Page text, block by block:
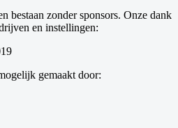
bestaan zonder sponsors. Onze dank
en instellingen:
gemaakt door: